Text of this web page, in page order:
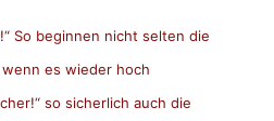
So beginnen nicht selten die
wenn es wieder hoch
so sicherlich auch die